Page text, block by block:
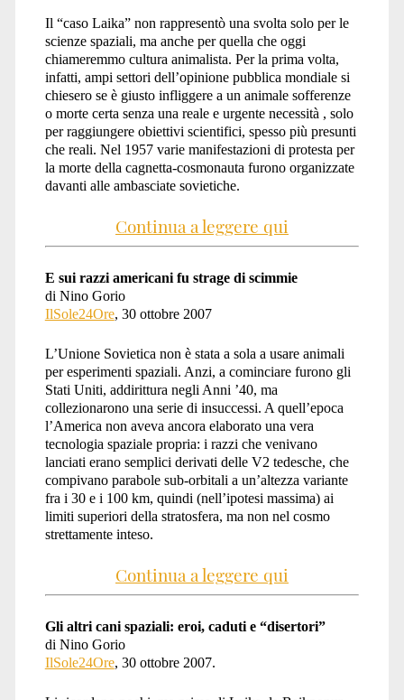
Il “caso Laika” non rappresentò una svolta solo per le
scienze spaziali, ma anche per quella che oggi
chiameremmo cultura animalista. Per la prima volta,
infatti, ampi settori dell’opinione pubblica mondiale si
chiesero se è giusto infliggere a un animale sofferenze
o morte certa senza una reale e urgente necessità , solo
per raggiungere obiettivi scientifici, spesso più presunti
che reali. Nel 1957 varie manifestazioni di protesta per
la morte della cagnetta-cosmonauta furono organizzate
davanti alle ambasciate sovietiche.
Continua a leggere qui
E sui razzi americani fu strage di scimmie
di Nino Gorio
IlSole24Ore, 30 ottobre 2007
L’Unione Sovietica non è stata a sola a usare animali
per esperimenti spaziali. Anzi, a cominciare furono gli
Stati Uniti, addirittura negli Anni ’40, ma
collezionarono una serie di insuccessi. A quell’epoca
l’America non aveva ancora elaborato una vera
tecnologia spaziale propria: i razzi che venivano
lanciati erano semplici derivati delle V2 tedesche, che
compivano parabole sub-orbitali a un’altezza variante
fra i 30 e i 100 km, quindi (nell’ipotesi massima) ai
limiti superiori della stratosfera, ma non nel cosmo
strettamente inteso.
Continua a leggere qui
Gli altri cani spaziali: eroi, caduti e “disertori”
di Nino Gorio
IlSole24Ore, 30 ottobre 2007.